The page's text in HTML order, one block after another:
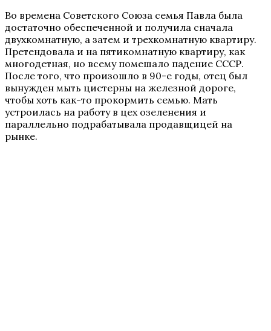
Во времена Советского Союза семья Павла была
достаточно обеспеченной и получила сначала
двухкомнатную, а затем и трехкомнатную квартиру.
Претендовала и на пятикомнатную квартиру, как
многодетная, но всему помешало падение СССР.
После того, что произошло в 90-е годы, отец был
вынужден мыть цистерны на железной дороге,
чтобы хоть как-то прокормить семью. Мать
устроилась на работу в цех озеленения и
параллельно подрабатывала продавщицей на
рынке.